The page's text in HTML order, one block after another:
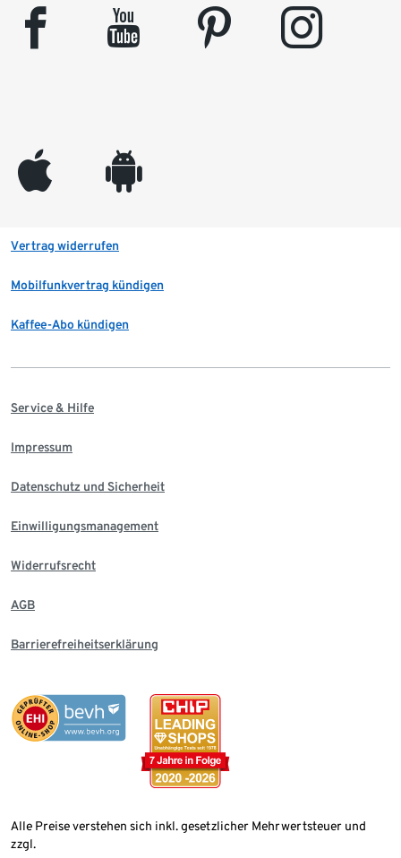
facebook youtube pinterest instagram
appleinc android
Vertrag widerrufen
Mobilfunkvertrag kündigen
Kaffee-Abo kündigen
Service & Hilfe
Impressum
Datenschutz und Sicherheit
Einwilligungsmanagement
Widerrufsrecht
AGB
Barrierefreiheitserklärung
Alle Preise verstehen sich inkl. gesetzlicher Mehrwertsteuer und
zzgl.